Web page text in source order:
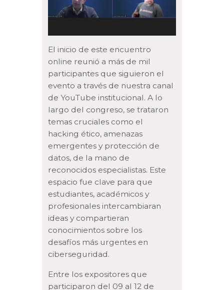
El inicio de este encuentro
online reunió a más de mil
participantes que siguieron el
evento a través de nuestra canal
de YouTube institucional. A lo
largo del congreso, se trataron
temas cruciales como el
hacking ético, amenazas
emergentes y protección de
datos, de la mano de
reconocidos especialistas. Este
espacio fue clave para que
estudiantes, académicos y
profesionales intercambiaran
ideas y compartieran
conocimientos sobre los
desafíos más urgentes en
ciberseguridad.
Entre los expositores que
participaron del 09 al 12 de